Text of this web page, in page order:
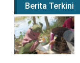
Berita Terkini